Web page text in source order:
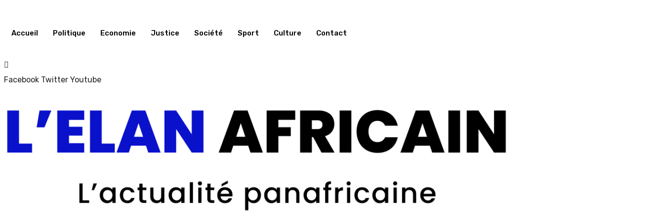
Accueil Politique Economie Justice Société Sport Culture Contact
Facebook Twitter Youtube